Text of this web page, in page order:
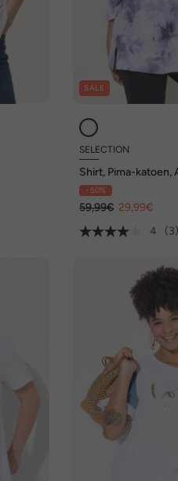
SALE
SELECTION
Shirt, Pima-katoen,
hals, 3/4-mouwen
- 50%
59,99€ 29,99€
4
(3)